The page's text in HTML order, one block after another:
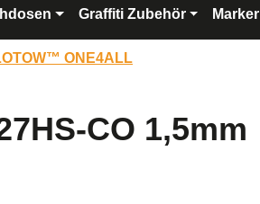
Graffiti Zubehör Marker
ONE4ALL
CO 1,5mm